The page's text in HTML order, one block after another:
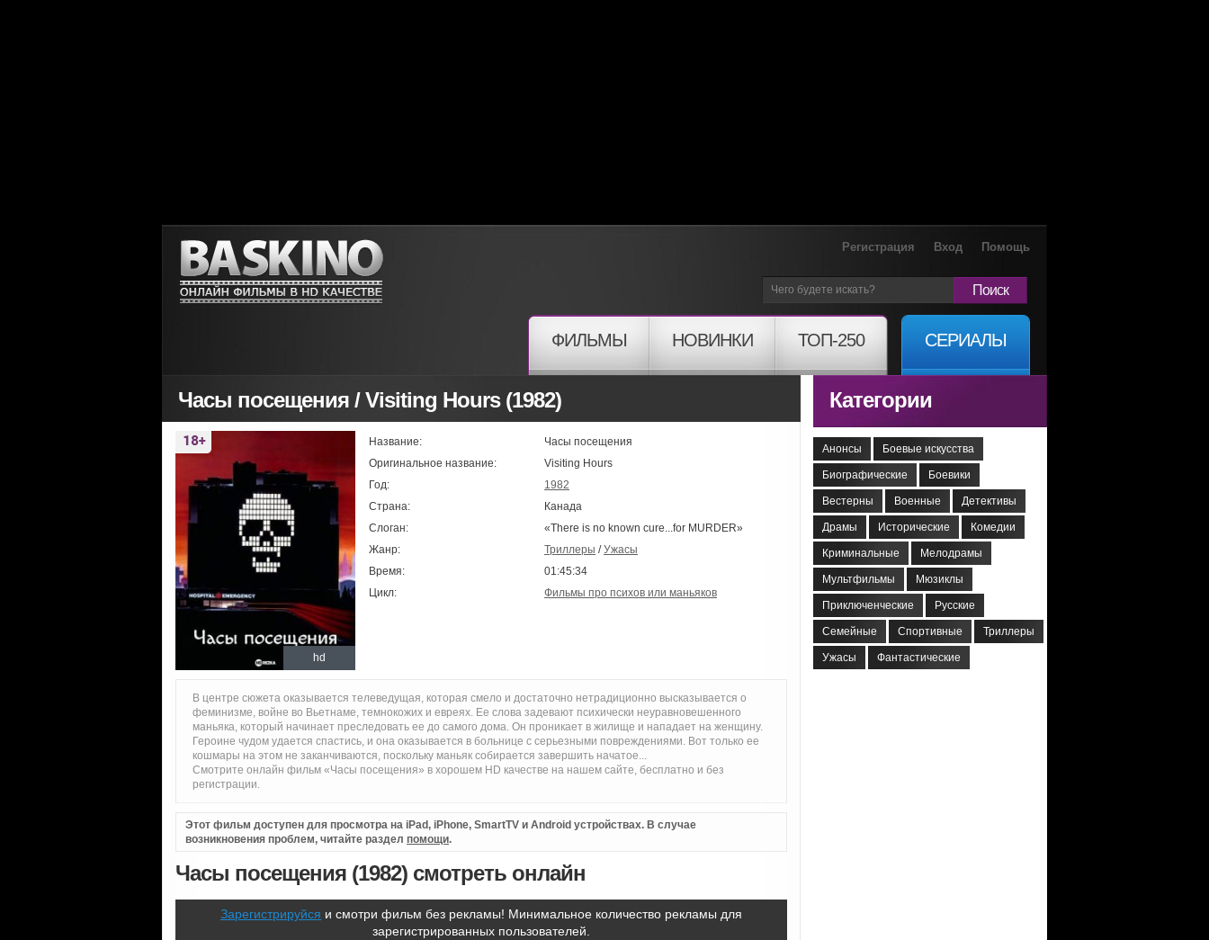
Регистрация Вход Помощь
Поиск
ФИЛЬМЫ НОВИНКИ ТОП-250 СЕРИАЛЫ
Часы посещения / Visiting Hours (1982)
hd
Название:
Часы посещения
Оригинальное название:
Visiting Hours
Год:
1982
Страна:
Канада
Слоган:
«There is no known cure...for MURDER»
Жанр:
Триллеры /Ужасы
Время:
01:45:34
Цикл:
Фильмы про психов или маньяков
В центре сюжета оказывается телеведущая, которая смело и достаточно нетрадиционно высказывается о
феминизме, войне во Вьетнаме, темнокожих и евреях. Ее слова задевают психически неуравновешенного
маньяка, который начинает преследовать ее до самого дома. Он проникает в жилище и нападает на женщину.
Героине чудом удается спастись, и она оказывается в больнице с серьезными повреждениями. Вот только ее
кошмары на этом не заканчиваются, поскольку маньяк собирается завершить начатое...
Смотрите онлайн фильм «Часы посещения» в хорошем HD качестве на нашем сайте, бесплатно и без
регистрации.
Этот фильм доступен для просмотра на iPad, iPhone, SmartTV и Android устройствах. В случае
возникновения проблем, читайте раздел помощи.
Часы посещения (1982) смотреть онлайн
Зарегистрируйся и смотри фильм без рекламы! Минимальное количество рекламы для
зарегистрированных пользователей.
Категории
Анонсы Боевые искусства
Биографические Боевики
Вестерны Военные Детективы
Драмы Исторические Комедии
Криминальные Мелодрамы
Мультфильмы Мюзиклы
Приключенческие Русские
Семейные Спортивные Триллеры
Ужасы Фантастические